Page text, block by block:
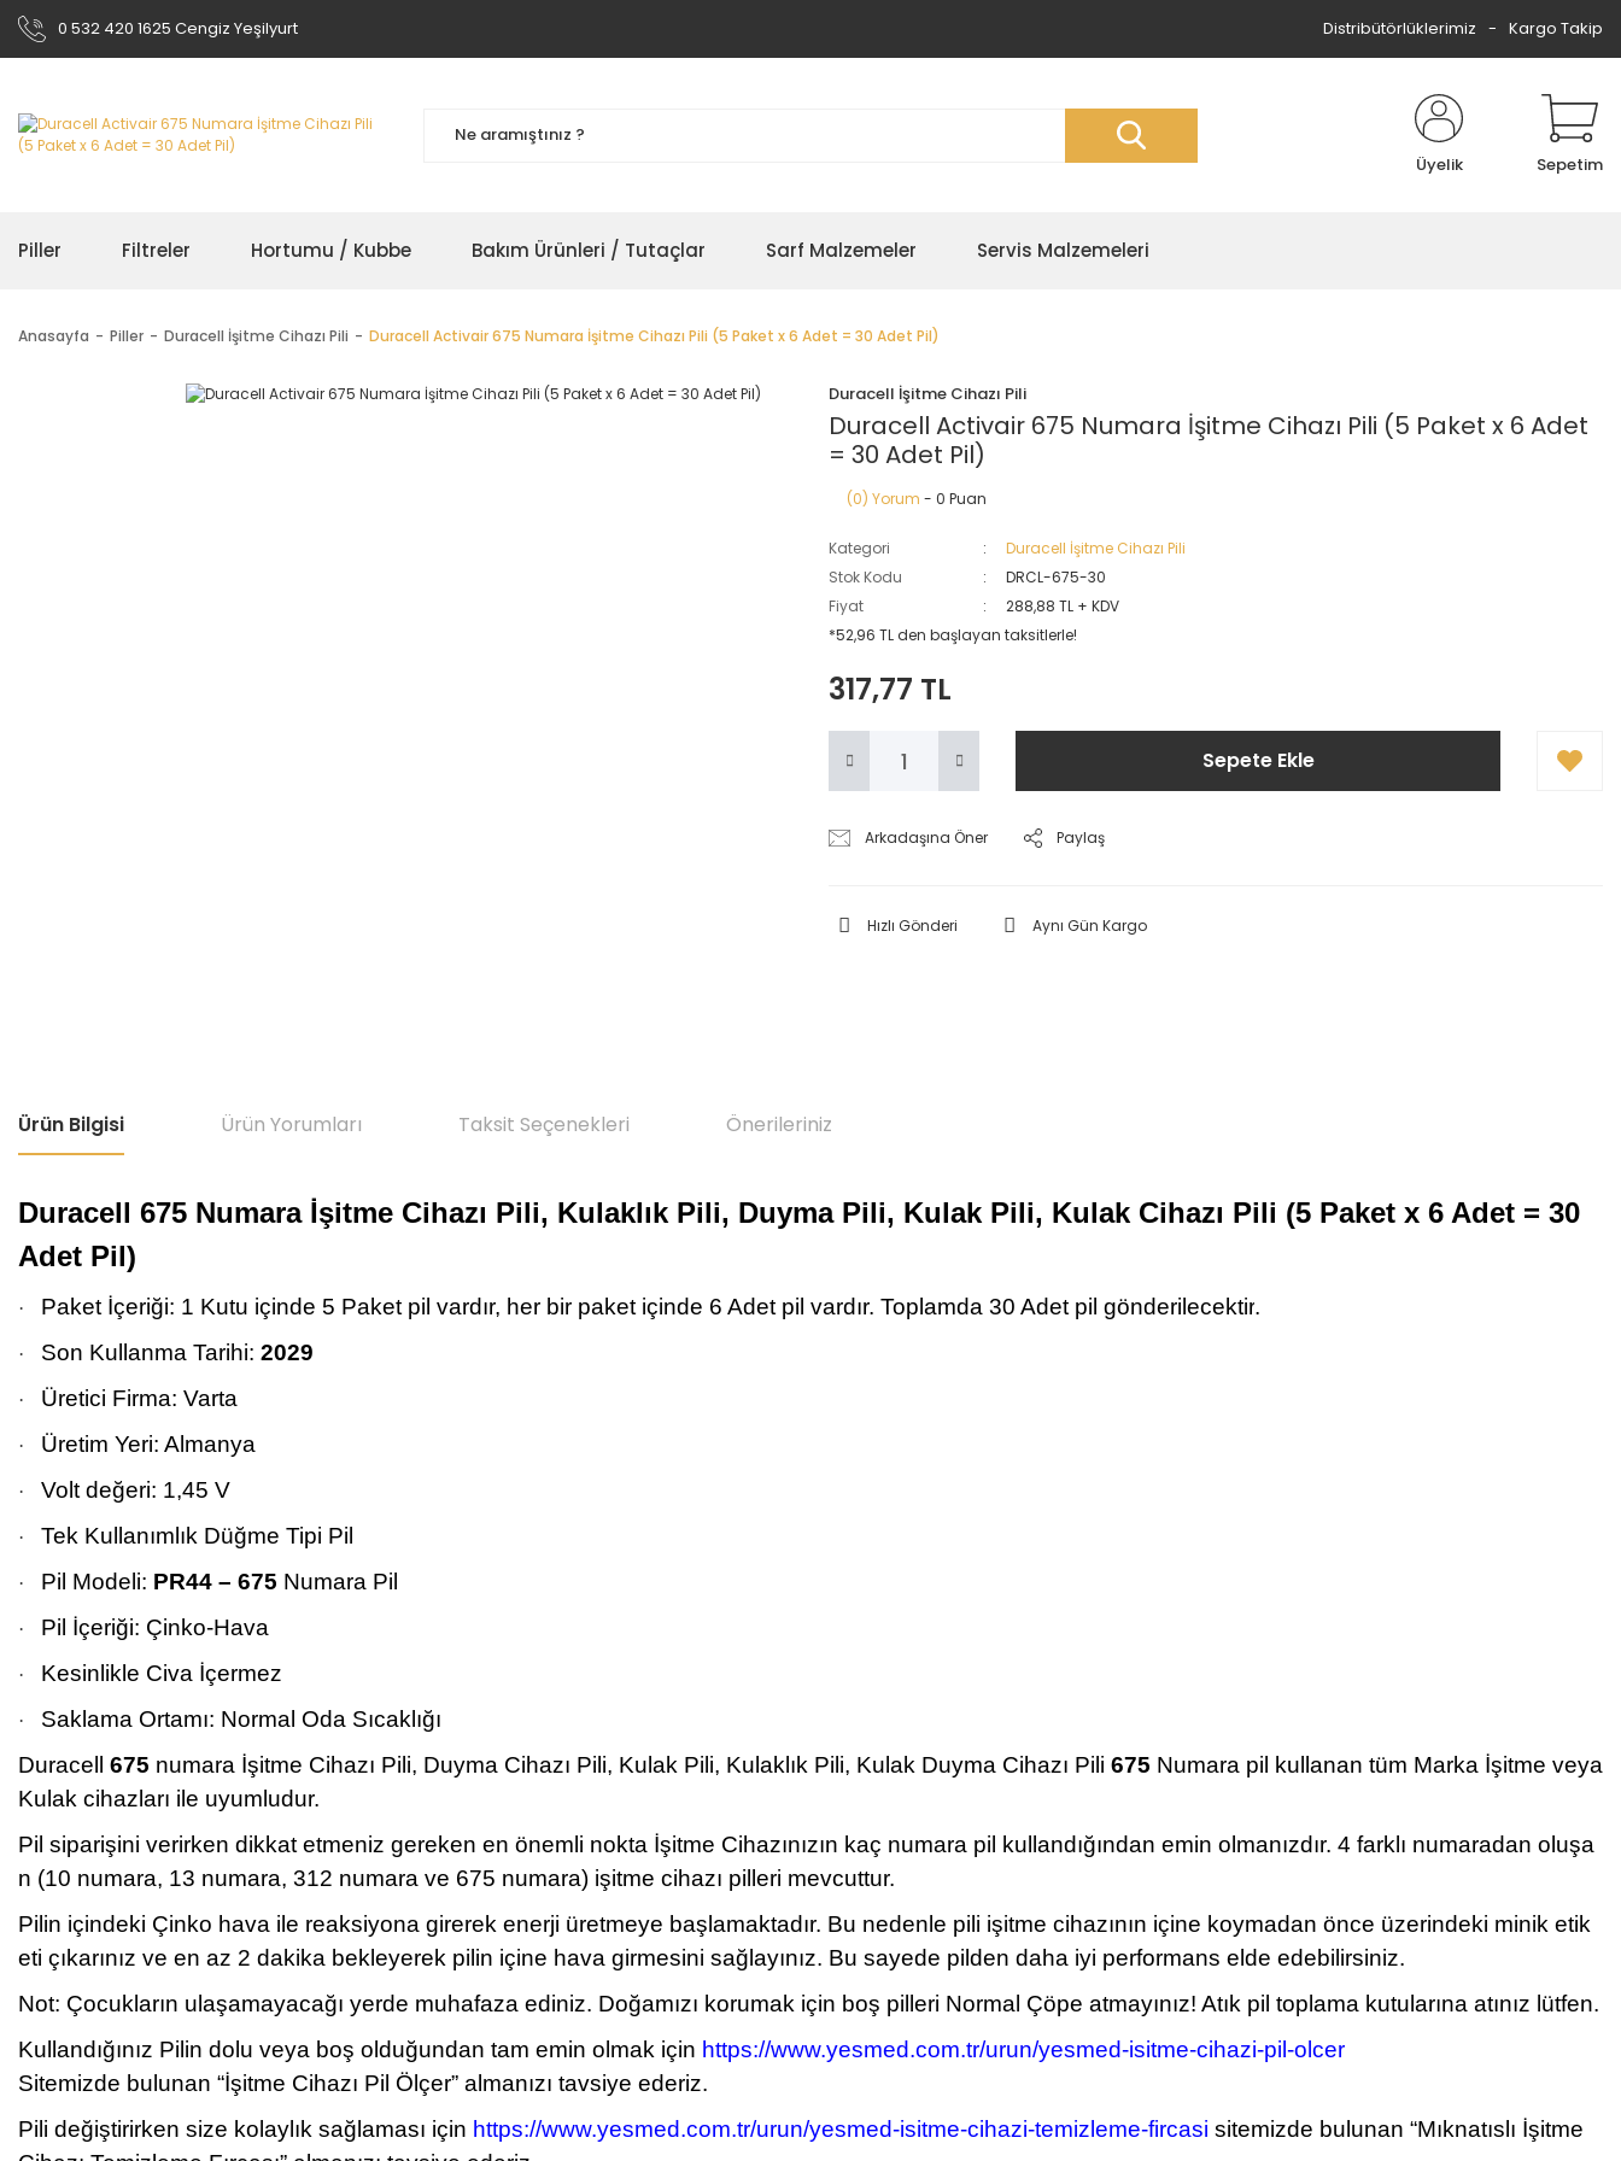
0 532 420 1625 Cengiz Yeşilyurt Distribütörlüklerimiz Kargo Takip
Üyelik Sepetim
Piller Filtreler Hortumu / Kubbe Bakım Ürünleri / Tutaçlar Sarf Malzemeler Servis Malzemeleri
Anasayfa Piller Duracell İşitme Cihazı Pili Duracell Activair 675 Numara İşitme Cihazı Pili (5 Paket x 6 Adet = 30 Adet Pil)
Duracell İşitme Cihazı Pili
Duracell Activair 675 Numara İşitme Cihazı Pili (5 Paket x 6 Adet
= 30 Adet Pil)
(0) Yorum - 0 Puan
Kategori
Duracell İşitme Cihazı Pili
Stok Kodu
DRCL-675-30
Fiyat
288,88 TL + KDV
*52,96 TL den başlayan taksitlerle!
317,77 TL
Sepete Ekle
Arkadaşına Öner Paylaş
Hızlı Gönderi Aynı Gün Kargo
Ürün Bilgisi Ürün Yorumları Taksit Seçenekleri Önerileriniz
Duracell 675 Numara İşitme Cihazı Pili, Kulaklık Pili, Duyma Pili, Kulak Pili, Kulak Cihazı Pili (5 Paket x 6 Adet = 30
Adet Pil)
· Paket İçeriği: 1 Kutu içinde 5 Paket pil vardır, her bir paket içinde 6 Adet pil vardır. Toplamda 30 Adet pil gönderilecektir.
· Son Kullanma Tarihi: 2029
· Üretici Firma: Varta
· Üretim Yeri: Almanya
· Volt değeri: 1,45 V
· Tek Kullanımlık Düğme Tipi Pil
· Pil Modeli: PR44 – 675 Numara Pil
· Pil İçeriği: Çinko-Hava
· Kesinlikle Civa İçermez
·
Saklama Ortamı: Normal Oda Sıcaklığı
Duracell 675 numara İşitme Cihazı Pili, Duyma Cihazı Pili, Kulak Pili, Kulaklık Pili, Kulak Duyma Cihazı Pili 675 Numara pil kullanan tüm Marka İşitme veya
Kulak cihazları ile uyumludur.
Pil siparişini verirken dikkat etmeniz gereken en önemli nokta İşitme Cihazınızın kaç numara pil kullandığından emin olmanızdır. 4 farklı numaradan oluşa
n (10 numara, 13 numara, 312 numara ve 675 numara) işitme cihazı pilleri mevcuttur.
Pilin içindeki Çinko hava ile reaksiyona girerek enerji üretmeye başlamaktadır. Bu nedenle pili işitme cihazının içine koymadan önce üzerindeki minik etik
eti çıkarınız ve en az 2 dakika bekleyerek pilin içine hava girmesini sağlayınız. Bu sayede pilden daha iyi performans elde edebilirsiniz.
Not: Çocukların ulaşamayacağı yerde muhafaza ediniz. Doğamızı korumak için boş pilleri Normal Çöpe atmayınız! Atık pil toplama kutularına atınız lütfen.
Kullandığınız Pilin dolu veya boş olduğundan tam emin olmak için https://www.yesmed.com.tr/urun/yesmed-isitme-cihazi-pil-olcer
Sitemizde bulunan “İşitme Cihazı Pil Ölçer” almanızı tavsiye ederiz.
Pili değiştirirken size kolaylık sağlaması için https://www.yesmed.com.tr/urun/yesmed-isitme-cihazi-temizleme-fircasi sitemizde bulunan “Mıknatıslı İşitme